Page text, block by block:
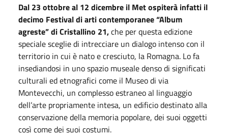
Dal 23 ottobre al 12 dicembre il Met ospiterà infatti il
decimo Festival di arti contemporanee “Album
agreste” di Cristallino 21,che per questa edizione
speciale sceglie di intrecciare un dialogo intenso con il
territorio in cui è nato e cresciuto, la Romagna. Lo fa
insediandosi in uno spazio museale denso di significati
culturali ed etnografici come il Museo di via
Montevecchi, un complesso estraneo al linguaggio
dell’arte propriamente intesa, un edificio destinato alla
conservazione della memoria popolare, dei suoi oggetti
così come dei suoi costumi.